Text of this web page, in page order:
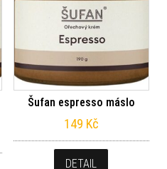
Šufan espresso máslo
149 Kč
DETAIL